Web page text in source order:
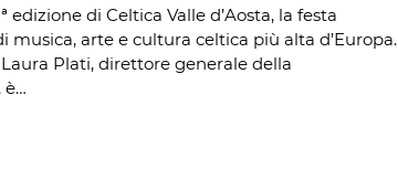
edizione di Celtica Valle d’Aosta, la festa
musica, arte e cultura celtica più alta d’Europa.
Plati, direttore generale della
è…